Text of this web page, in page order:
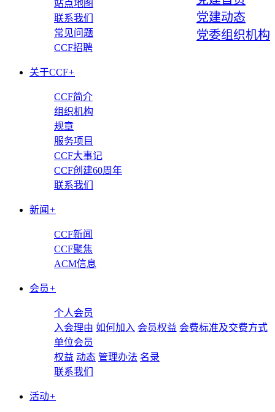
党建动态
党委组织机构
站点地图
联系我们
常见问题
CCF招聘
关于CCF+
CCF简介
组织机构
规章
服务项目
CCF大事记
CCF创建60周年
联系我们
新闻 +
CCF新闻
CCF聚焦
ACM信息
会员+
个人会员
入会理由 如何加入 会员权益 会费标准及交费方式
单位会员
权益 动态 管理办法 名录
联系我们
活动+